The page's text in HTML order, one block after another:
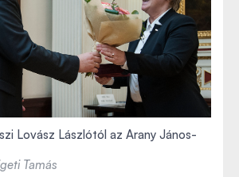
Lovász Lászlótól az Arany János-
Tamás